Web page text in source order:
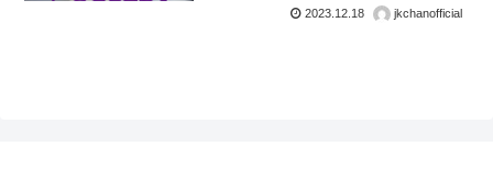
2023.12.18 jkchanofficial